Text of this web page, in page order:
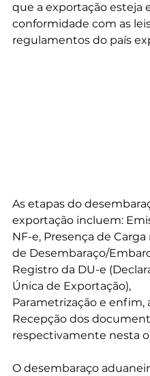
que a exportação esteja
conformidade com as
regulamentos do país
As etapas do
exportação incluem:
NF-e, Presença de Carga
de Desembaraço/
Registro da DU-e
Única de Exportação),
Parametrização e enfim,
Recepção dos
respectivamente nesta
O desembaraço